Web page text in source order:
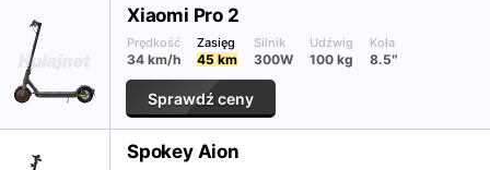
Xiaomi Pro 2
Prędkość
34 km/h
Zasięg
45 km
Silnik
300W
Udźwig
100 kg
Koła
8.5″
Sprawdź ceny
Spokey Aion